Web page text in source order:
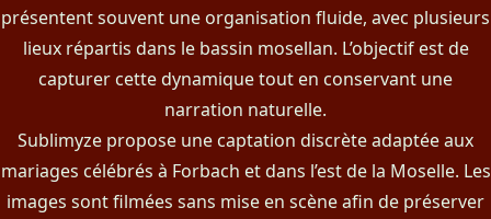
présentent souvent une organisation fluide, avec plusieurs
lieux répartis dans le bassin mosellan. L’objectif est de
capturer cette dynamique tout en conservant une
narration naturelle.
Sublimyze propose une captation discrète adaptée aux
mariages célébrés à Forbach et dans l’est de la Moselle. Les
images sont filmées sans mise en scène afin de préserver